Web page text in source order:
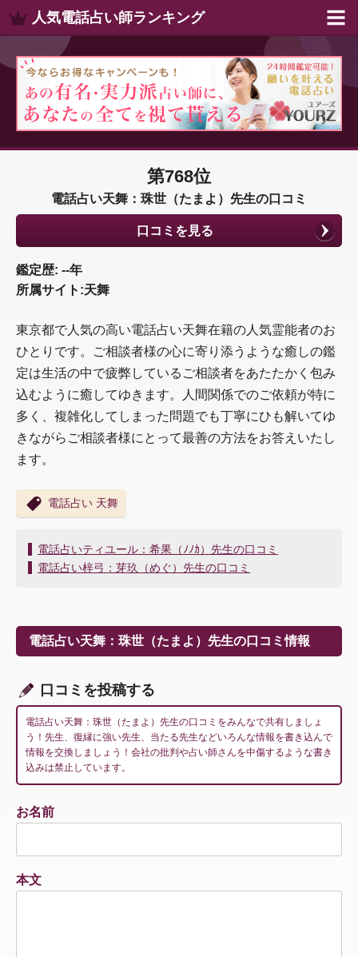
人気電話占い師ランキング
第768位
電話占い天舞：珠世（たまよ）先生の口コミ
口コミを見る
鑑定歴: --年
所属サイト:天舞
東京都で人気の高い電話占い天舞在籍の人気霊能者のお
ひとりです。ご相談者様の心に寄り添うような癒しの鑑
定は生活の中で疲弊しているご相談者をあたたかく包み
込むように癒してゆきます。人間関係でのご依頼が特に
多く、複雑化してしまった問題でも丁寧にひも解いてゆ
きながらご相談者様にとって最善の方法をお答えいたし
ます。
電話占い 天舞
投
稿
ー
シ
ン
電話占いティユール：希果（ﾉﾉｶ）先生の口コミ
電話占い梓弓：芽玖（めぐ）先生の口コミ
電話占い天舞：珠世（たまよ）先生の口コミ情報
口コミを投稿する
電話占い天舞：珠世（たまよ）先生の口コミをみんなで共有しましょ
う！先生、復縁に強い先生、当たる先生などいろんな情報を書き込んで
情報を交換しましょう！会社の批判や占い師さんを中傷するような書き
込みは禁止しています。
お名前
本文